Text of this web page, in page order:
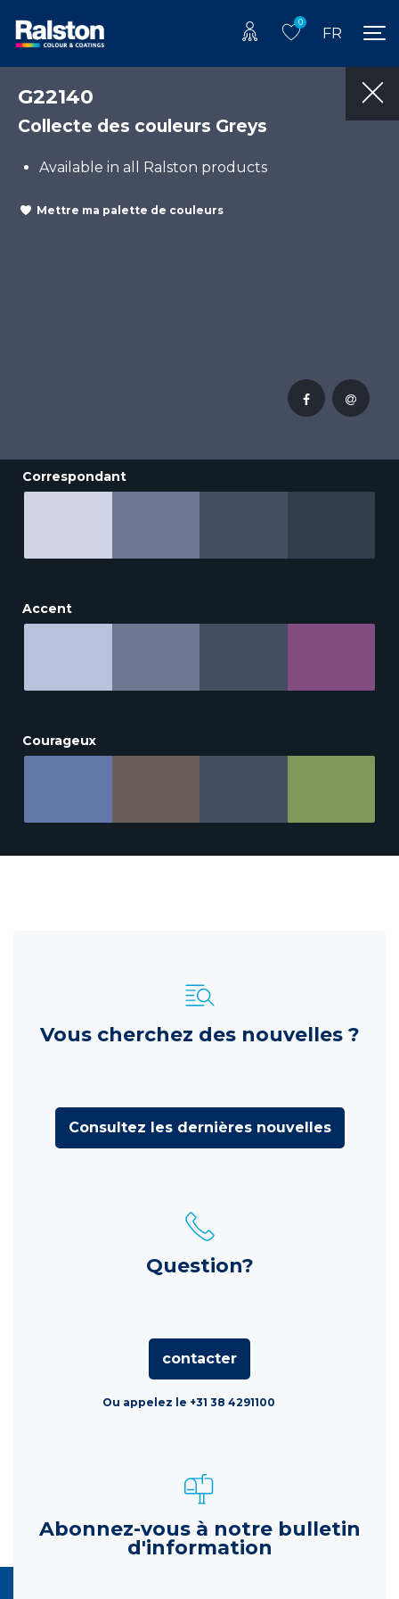
0
FR
G22140
Collecte des couleurs Greys
Available in all Ralston products
Mettre ma palette de couleurs
Correspondant
Accent
Courageux
Vous cherchez des nouvelles ?
Consultez les dernières nouvelles
Question?
contacter
Ou appelez le +31 38 4291100
Abonnez-vous à notre bulletin
d'information